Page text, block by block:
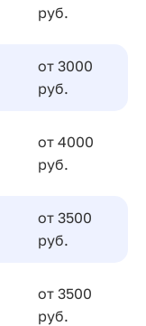
руб.
от 3000
руб.
от 4000
руб.
от 3500
руб.
от 3500
руб.